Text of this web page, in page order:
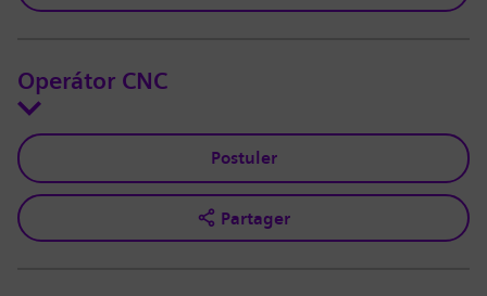
Operátor CNC
Postuler
Partager